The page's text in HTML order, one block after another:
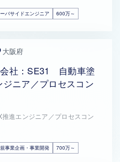
バサイドエンジニア 600万～
大阪府
社：SE31 自動車塗
ニア／プロセスコン
進エンジニア／プロセスコン
事業企画・事業開発 700万～